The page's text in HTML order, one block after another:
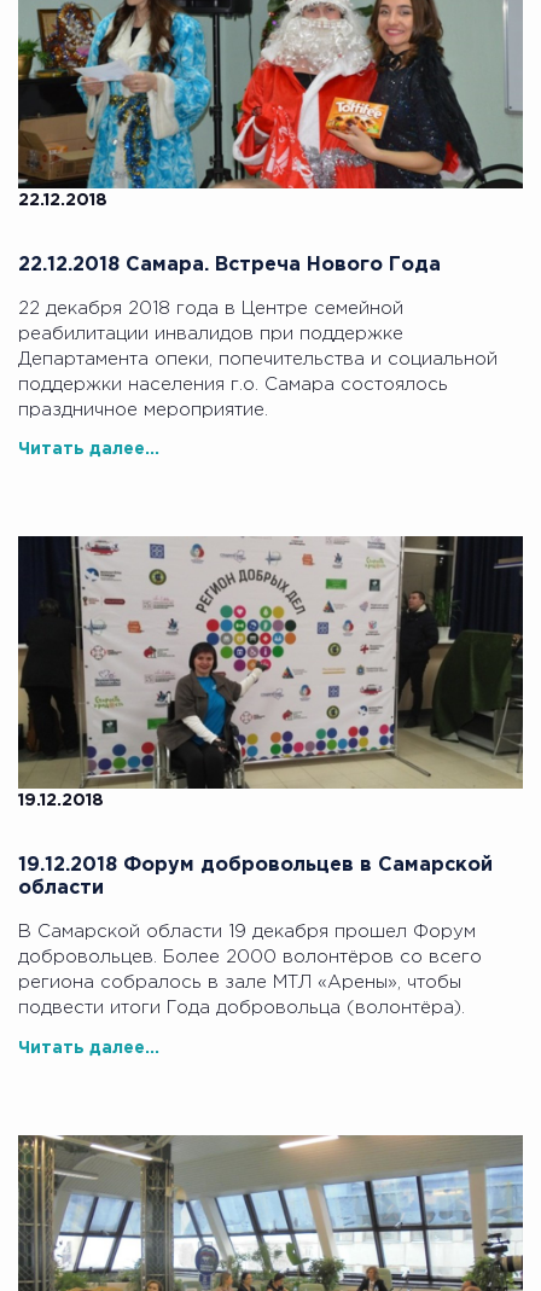
22.12.2018
22.12.2018 Самара. Встреча Нового Года
22 декабря 2018 года в Центре семейной
реабилитации инвалидов при поддержке
Департамента опеки, попечительства и социальной
поддержки населения г.о. Самара состоялось
праздничное мероприятие.
Читать далее...
19.12.2018
19.12.2018 Форум добровольцев в Самарской
области
В Самарской области 19 декабря прошел Форум
добровольцев. Более 2000 волонтёров со всего
региона собралось в зале МТЛ «Арены», чтобы
подвести итоги Года добровольца (волонтёра).
Читать далее...